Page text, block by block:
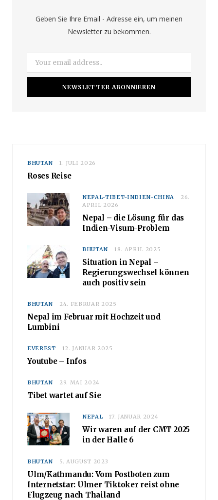
k
r
a
Geben Sie Ihre Email - Adresse ein, um meinen
Newsletter zu bekommen.
BHUTAN 1. JULI 2026
Roses Reise
NEPAL-TIBET-INDIEN-CHINA
26.
APRIL 2026
Nepal – die Lösung für das
Indien-Visum-Problem
BHUTAN 18. APRIL 2025
Situation in Nepal –
Regierungswechsel können
auch positiv sein
BHUTAN 24. FEBRUAR 2025
Nepal im Februar mit Hochzeit und
Lumbini
EVEREST 12. JANUAR 2025
Youtube – Infos
BHUTAN 29. MAI 2024
Tibet wartet auf Sie
NEPAL 17. JANUAR 2024
Wir waren auf der CMT 2025
in der Halle 6
BHUTAN 5. AUGUST 2023
Ulm/Kathmandu: Vom Postboten zum
Internetstar: Ulmer Tiktoker reist ohne
Flugzeug nach Thailand